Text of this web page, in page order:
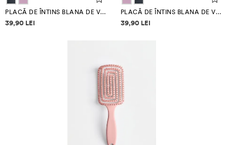
PLACĂ DE ÎNTINS BLANA DE VOIAJ
Informații despre prețuri
39,90 LEI
PLACĂ DE ÎNTINS BLANA DE VOIAJ
Informații despre prețuri
39,90 LEI